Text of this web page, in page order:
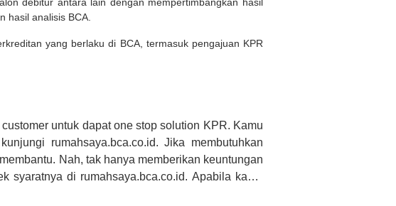
debitur antara lain dengan mempertimbangkan hasil
hasil analisis BCA.
yang berlaku di BCA, termasuk pengajuan KPR
untuk dapat one stop solution KPR. Kamu
rumahsaya.bca.co.id. Jika membutuhkan
Nah, tak hanya memberikan keuntungan
di rumahsaya.bca.co.id. Apabila kamu